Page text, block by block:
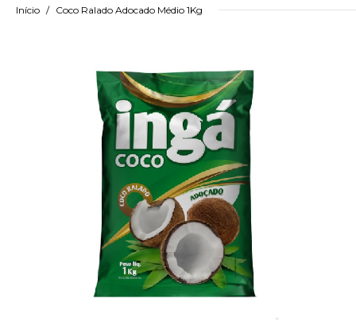
Início Coco Ralado Adocado Médio 1Kg